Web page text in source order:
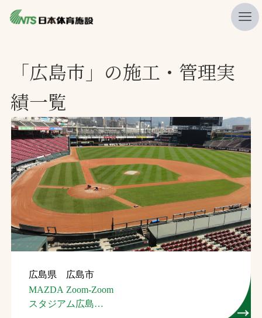
ニュース
プレスリリース
レポート
製品・サービス一覧
施工・管理実績一覧
会社概要
採用情報
検索
お問合せ
お取引先の皆様へ
「広島市」の施工・管理実
績一覧
広島県 広島市
MAZDA Zoom-Zoom
スタジアム広島